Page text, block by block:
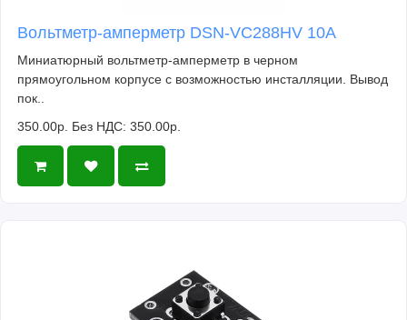
Вольтметр-амперметр DSN-VC288HV 10А
Миниатюрный вольтметр-амперметр в черном
прямоугольном корпусе с возможностью инсталляции. Вывод
пок..
350.00р. Без НДС: 350.00р.